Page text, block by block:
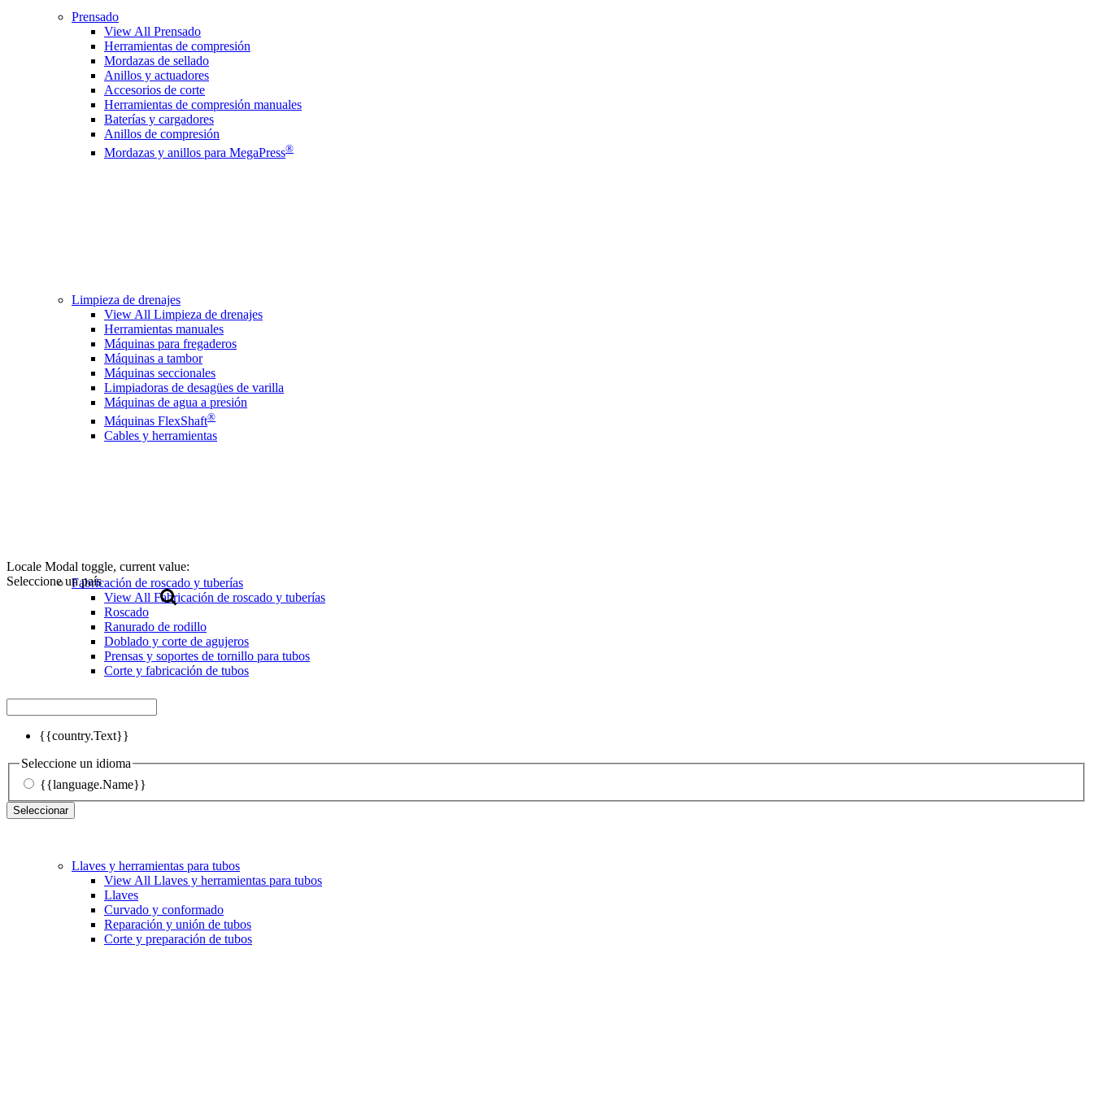
Locale Modal toggle, current value:
Seleccione un país
{{country.Text}}
Seleccione un idioma
{{language.Name}}
Seleccionar
Prensado
View All Prensado
Herramientas de compresión
Mordazas de sellado
Anillos y actuadores
Accesorios de corte
Herramientas de compresión manuales
Baterías y cargadores
Anillos de compresión
Mordazas y anillos para MegaPress®
Limpieza de drenajes
View All Limpieza de drenajes
Herramientas manuales
Máquinas para fregaderos
Máquinas a tambor
Máquinas seccionales
Limpiadoras de desagües de varilla
Máquinas de agua a presión
Máquinas FlexShaft®
Cables y herramientas
Fabricación de roscado y tuberías
View All Fabricación de roscado y tuberías
Roscado
Ranurado de rodillo
Doblado y corte de agujeros
Prensas y soportes de tornillo para tubos
Corte y fabricación de tubos
Llaves y herramientas para tubos
View All Llaves y herramientas para tubos
Llaves
Curvado y conformado
Reparación y unión de tubos
Corte y preparación de tubos